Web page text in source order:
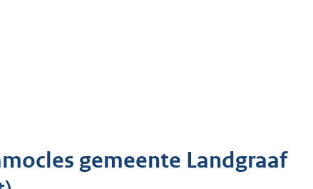
gemeente Landgraaf